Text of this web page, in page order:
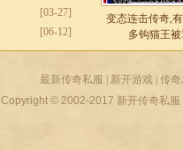
[03-27]
[06-12]
变态连击传奇,
多钩猫王
最新传奇私服 新开游戏 传
Copyright © 2002-2017 新开传奇私服